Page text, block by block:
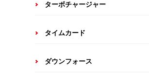
ターボチャージャー
タイムカード
ダウンフォース